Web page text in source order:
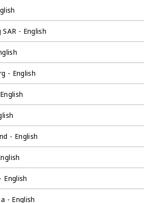
为
港伦敦
位于香
- English
- English
- English
English
- English